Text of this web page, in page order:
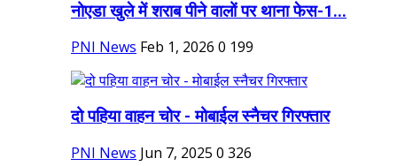
नोएडा खुले में शराब पीने वालों पर थाना फेस-1...
PNI News Feb 1, 2026 0 199
दो पहिया वाहन चोर - मोबाईल स्नैचर गिरफ्तार
PNI News Jun 7, 2025 0 326